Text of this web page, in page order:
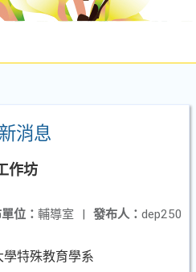
消息
作坊
發布人： dep250
位： 輔導室 |
特殊教育學系